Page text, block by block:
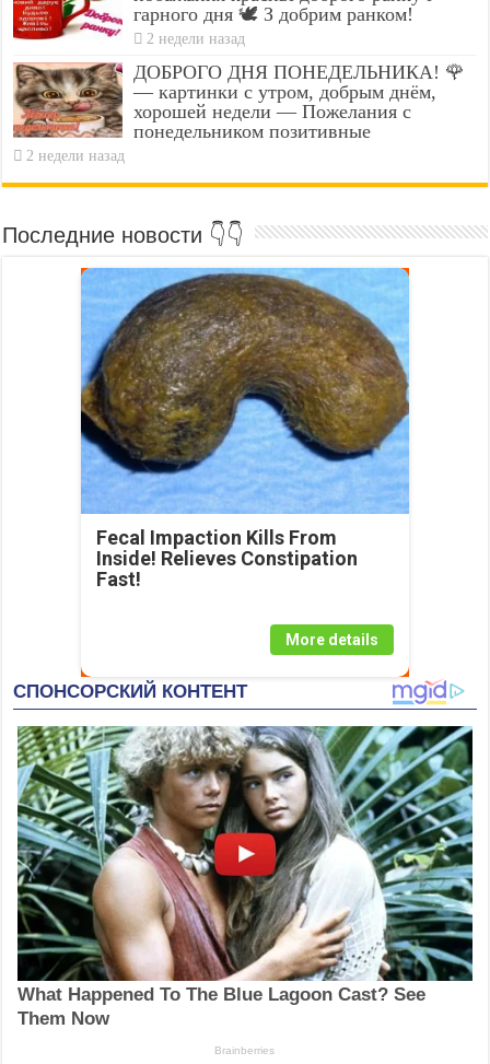
гарного дня 🕊️ З добрим ранком!
2 недели назад
ДОБРОГО ДНЯ ПОНЕДЕЛЬНИКА! 🌹
— картинки с утром, добрым днём,
хорошей недели — Пожелания с
понедельником позитивные
2 недели назад
Последние новости 👇👇
Fecal Impaction Kills From
Inside! Relieves Constipation
Fast!
More details